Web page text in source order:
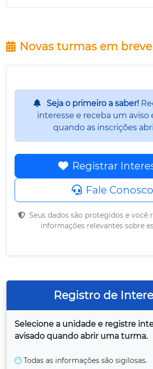
Novas turmas em
Seja o primeiro a saber!
interesse e receba um aviso
quando as inscrições
Registrar
Fale Conosco
Seus dados são protegidos e você
informações relevantes sobre
Registro de
Selecione a unidade e registre
avisado quando abrir uma turma.
Todas as informações são sigilosas.